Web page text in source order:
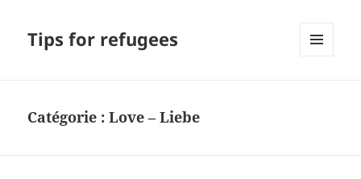
Tips for refugees
Catégorie :Love – Liebe